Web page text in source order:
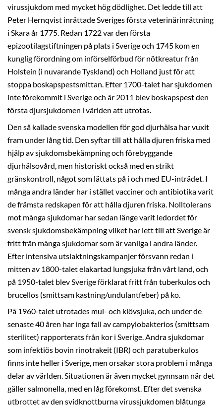
virussjukdom med mycket hög dödlighet. Det ledde till att
Peter Hernqvist inrättade Sveriges första veterinärinrättning
i Skara år 1775. Redan 1722 var den första
epizootilagstiftningen på plats i Sverige och 1745 kom en
kunglig förordning om införselförbud för nötkreatur från
Holstein (i nuvarande Tyskland) och Holland just för att
stoppa boskapspestsmittan. Efter 1700-talet har sjukdomen
inte förekommit i Sverige och år 2011 blev boskapspest den
första djursjukdomen i världen att utrotas.
Den så kallade svenska modellen för god djurhälsa har vuxit
fram under lång tid. Den syftar till att hålla djuren friska med
hjälp av sjukdomsbekämpning och förebyggande
djurhälsovård, men historiskt också med en strikt
gränskontroll, något som lättats på i och med EU-inträdet. I
många andra länder har i stället vacciner och antibiotika varit
de främsta redskapen för att hålla djuren friska. Nolltolerans
mot många sjukdomar har sedan länge varit ledordet för
svensk sjukdomsbekämpning vilket har lett till att Sverige är
fritt från många sjukdomar som är vanliga i andra länder.
Efter intensiva utslaktningskampanjer försvann redan i
mitten av 1800-talet elakartad lungsjuka från vårt land, och
på 1950-talet blev Sverige förklarat fritt från tuberkulos och
brucellos (smittsam kastning/undulantfeber) på ko.
På 1960-talet utrotades mul- och klövsjuka, och under de
senaste 40 åren har inga fall av campylobakterios (smittsam
sterilitet) rapporterats från kor i Sverige. Andra sjukdomar
som infektiös bovin rinotrakeit (IBR) och paratuberkulos
finns inte heller i Sverige, men orsakar stora problem i många
delar av världen. Situationen är även mycket gynnsam när det
gäller salmonella, med en låg förekomst. Efter det svenska
utbrottet av den svidknottburna virussjukdomen blåtunga